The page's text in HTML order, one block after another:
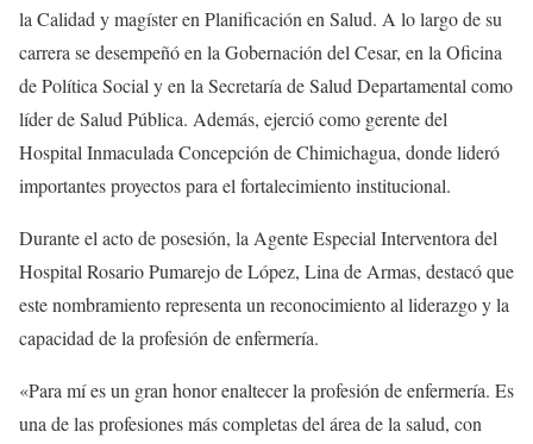
la Calidad y magíster en Planificación en Salud. A lo largo de su
carrera se desempeñó en la Gobernación del Cesar, en la Oficina
de Política Social y en la Secretaría de Salud Departamental como
líder de Salud Pública. Además, ejerció como gerente del
Hospital Inmaculada Concepción de Chimichagua, donde lideró
importantes proyectos para el fortalecimiento institucional.
Durante el acto de posesión, la Agente Especial Interventora del
Hospital Rosario Pumarejo de López, Lina de Armas, destacó que
este nombramiento representa un reconocimiento al liderazgo y la
capacidad de la profesión de enfermería.
«Para mí es un gran honor enaltecer la profesión de enfermería. Es
una de las profesiones más completas del área de la salud, con